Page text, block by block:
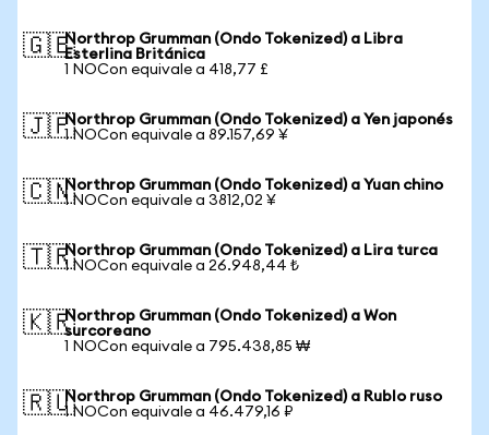
🇬🇧Northrop Grumman (Ondo Tokenized) a Libra
Esterlina Británica
1 NOCon equivale a 418,77 £
🇯🇵Northrop Grumman (Ondo Tokenized) a Yen japonés
1 NOCon equivale a 89.157,69 ¥
🇨🇳Northrop Grumman (Ondo Tokenized) a Yuan chino
1 NOCon equivale a 3812,02 ¥
🇹🇷Northrop Grumman (Ondo Tokenized) a Lira turca
1 NOCon equivale a 26.948,44 ₺
🇰🇷Northrop Grumman (Ondo Tokenized) a Won
surcoreano
1 NOCon equivale a 795.438,85 ₩
🇷🇺Northrop Grumman (Ondo Tokenized) a Rublo ruso
1 NOCon equivale a 46.479,16 ₽